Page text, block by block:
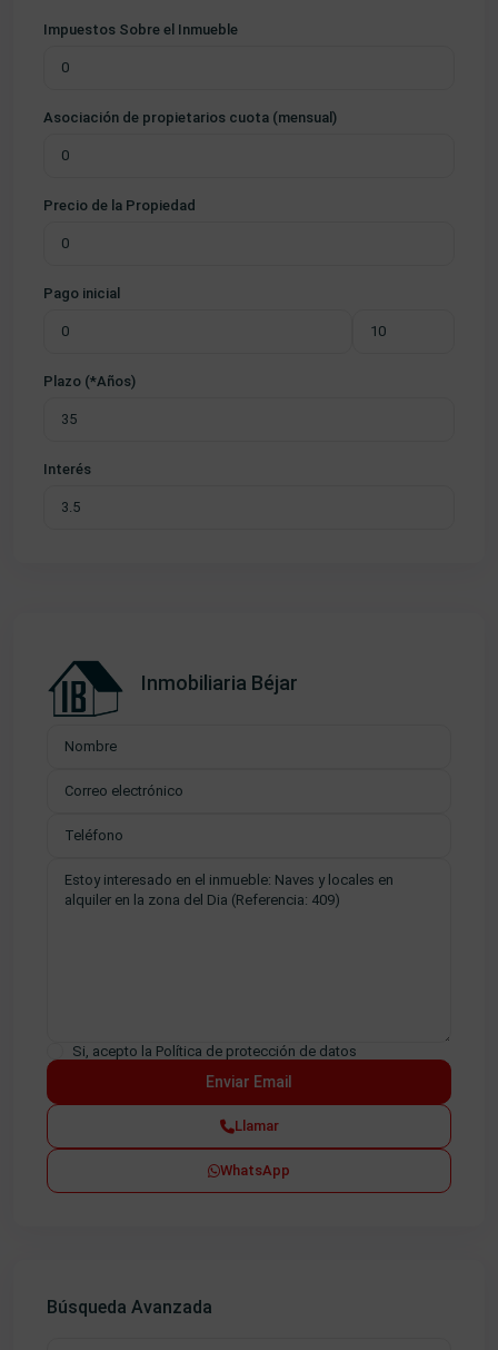
Impuestos Sobre el Inmueble
Asociación de propietarios cuota (mensual)
Precio de la Propiedad
Pago inicial
Plazo (*Años)
Interés
Inmobiliaria Béjar
Si, acepto la Política de protección de datos
Llamar
WhatsApp
Búsqueda Avanzada